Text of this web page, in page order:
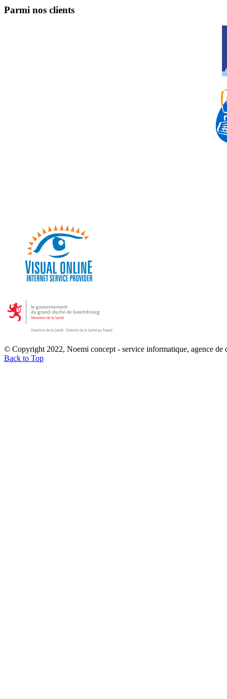
Parmi nos clients
© Copyright 2022, Noemi concept - service informatique, agence
Back to Top